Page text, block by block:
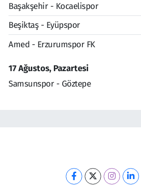
Başakşehir - Kocaelispor
Beşiktaş - Eyüpspor
Amed - Erzurumspor FK
17 Ağustos, Pazartesi
Samsunspor - Göztepe